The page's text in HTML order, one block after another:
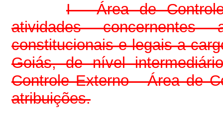
I - Área de
atividades
constitucionais e legais a
Goiás, de nível
Controle Externo - Área de
atribuições.